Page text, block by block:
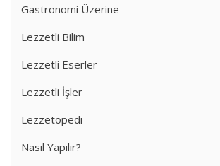
Gastronomi Üzerine
Lezzetli Bilim
Lezzetli Eserler
Lezzetli İşler
Lezzetopedi
Nasıl Yapılır?